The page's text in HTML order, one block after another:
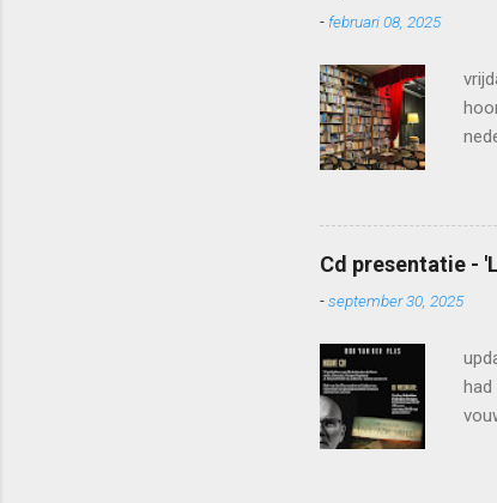
- februari 08, 2025
Cd presentatie -
-september 30, 2025
had